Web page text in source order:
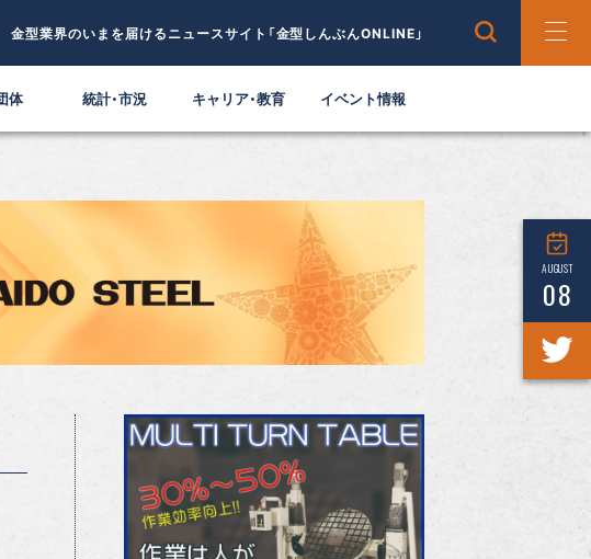
金型業界のいまを届けるニュースサイト「金型しんぶんONLINE」
体 統計・市況 キャリア・教育 イベント情報
AUGUST
08